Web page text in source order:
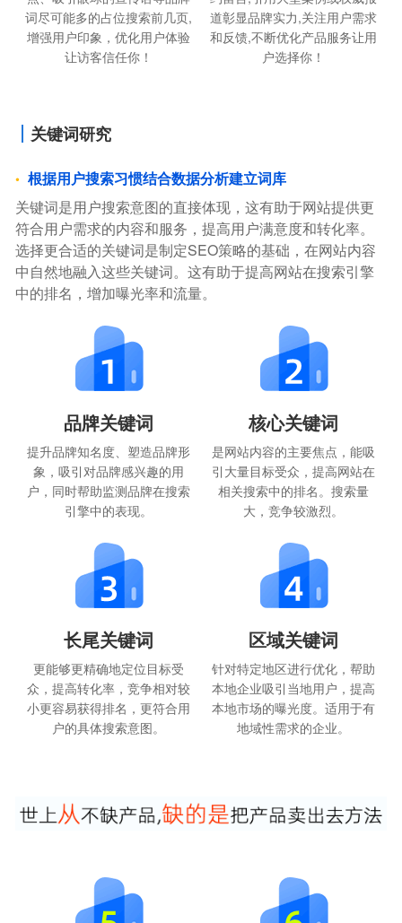
词尽可能多的占位搜索前几页,
增强用户印象，优化用户体验
让访客信任你！
道彰显品牌实力,关注用户需求
和反馈,不断优化产品服务让用
户选择你！
关键词研究
根据用户搜索习惯结合数据分析建立词库
关键词是用户搜索意图的直接体现，这有助于网站提供更
符合用户需求的内容和服务，提高用户满意度和转化率。
选择更合适的关键词是制定SEO策略的基础，在网站内容
中自然地融入这些关键词。这有助于提高网站在搜索引擎
中的排名，增加曝光率和流量。
品牌关键词
提升品牌知名度、塑造品牌形
象，吸引对品牌感兴趣的用
户，同时帮助监测品牌在搜索
引擎中的表现。
核心关键词
是网站内容的主要焦点，能吸
引大量目标受众，提高网站在
相关搜索中的排名。搜索量
大，竞争较激烈。
长尾关键词
更能够更精确地定位目标受
众，提高转化率，竞争相对较
小更容易获得排名，更符合用
户的具体搜索意图。
区域关键词
针对特定地区进行优化，帮助
本地企业吸引当地用户，提高
本地市场的曝光度。适用于有
地域性需求的企业。